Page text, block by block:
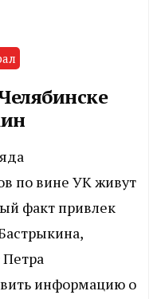
по вине УК живут
факт привлек
информацию о